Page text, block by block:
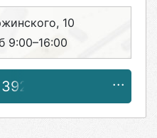
10
9:00–16:00
10-42